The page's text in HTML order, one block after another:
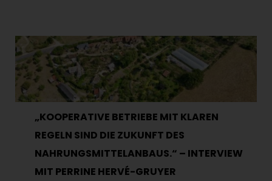
„KOOPERATIVE BETRIEBE MIT KLAREN
REGELN SIND DIE ZUKUNFT DES
NAHRUNGSMITTELANBAUS.“ – INTERVIEW
MIT PERRINE HERVÉ-GRUYER